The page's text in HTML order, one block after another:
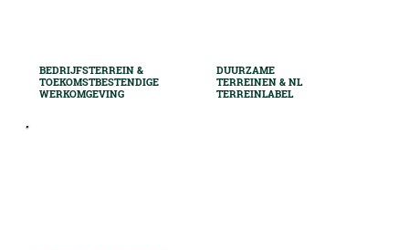
BEDRIJFSTERREIN &
TOEKOMSTBESTENDIGE
WERKOMGEVING
DUURZAME
TERREINEN & NL
TERREINLABEL